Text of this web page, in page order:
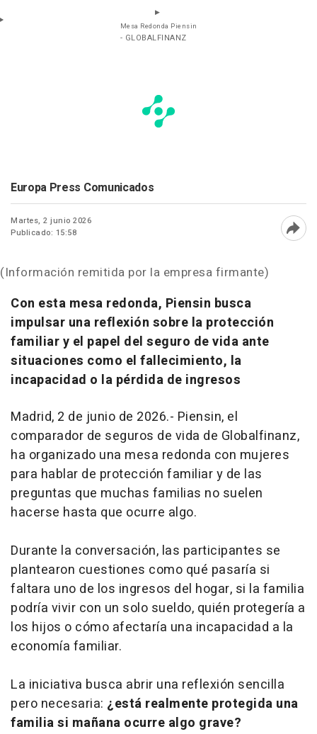
Mesa Redonda Piensin
- GLOBALFINANZ
Europa Press Comunicados
Martes, 2 junio 2026
Publicado: 15:58
(Información remitida por la empresa firmante)
Con esta mesa redonda, Piensin busca
impulsar una reflexión sobre la protección
familiar y el papel del seguro de vida ante
situaciones como el fallecimiento, la
incapacidad o la pérdida de ingresos
Madrid, 2 de junio de 2026.- Piensin, el
comparador de seguros de vida de Globalfinanz,
ha organizado una mesa redonda con mujeres
para hablar de protección familiar y de las
preguntas que muchas familias no suelen
hacerse hasta que ocurre algo.
Durante la conversación, las participantes se
plantearon cuestiones como qué pasaría si
faltara uno de los ingresos del hogar, si la familia
podría vivir con un solo sueldo, quién protegería a
los hijos o cómo afectaría una incapacidad a la
economía familiar.
La iniciativa busca abrir una reflexión sencilla
pero necesaria: ¿está realmente protegida una
familia si mañana ocurre algo grave?